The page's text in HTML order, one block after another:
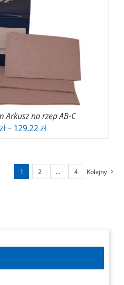
Arkusz na rzep AB-C
zł – 129,22złZakres
82,09 zł
do
1 2 … 4 Kolejny